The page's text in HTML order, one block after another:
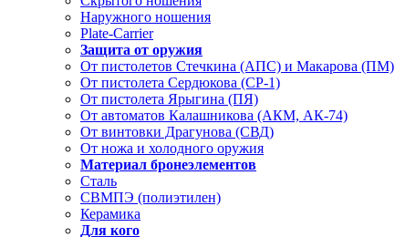
Наружного ношения
Plate-Carrier
Защита от оружия
От пистолетов Стечкина (АПС) и Макарова (ПМ)
От пистолета Сердюкова (СР-1)
От пистолета Ярыгина (ПЯ)
От автоматов Калашникова (АКМ, АК-74)
От винтовки Драгунова (СВД)
От ножа и холодного оружия
Материал бронеэлементов
Сталь
СВМПЭ (полиэтилен)
Керамика
Для кого